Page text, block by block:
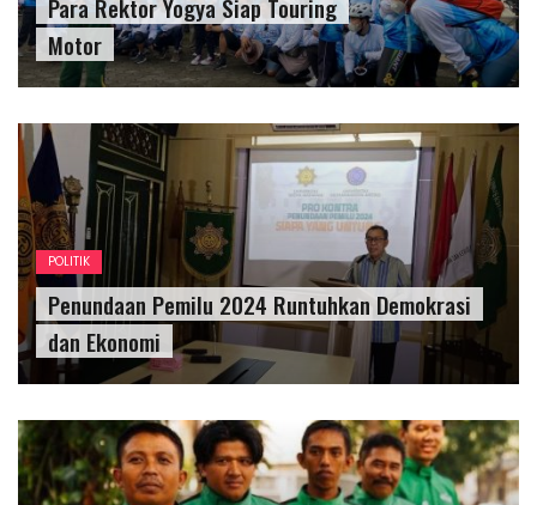
Para Rektor Yogya Siap Touring
Motor
POLITIK
Penundaan Pemilu 2024 Runtuhkan Demokrasi
dan Ekonomi